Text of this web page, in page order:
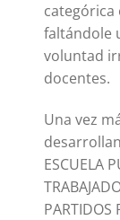
categórica
faltándole
voluntad
docentes.
Una vez
ESCUELA
PARTIDOS